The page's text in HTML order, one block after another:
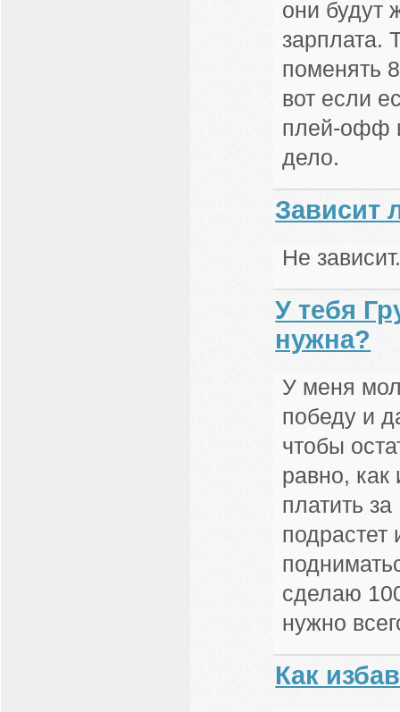
они будут
зарплата.
поменять
вот если
плей-офф
дело.
Зависит
Не
У тебя
нужна?
У меня
победу и
чтобы
равно, как
платить
подрастет
сделаю
нужно
Как